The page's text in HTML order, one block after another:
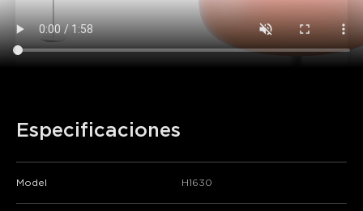
Especificaciones
Model H1630